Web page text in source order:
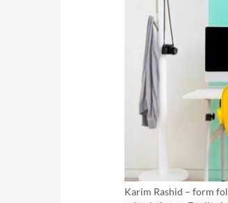
Karim Rashid – form